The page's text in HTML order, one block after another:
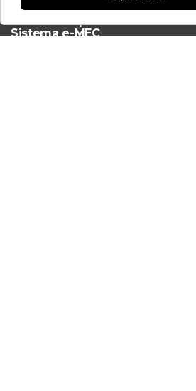
Consulte aqui o cadastro da
Sistema e-MEC